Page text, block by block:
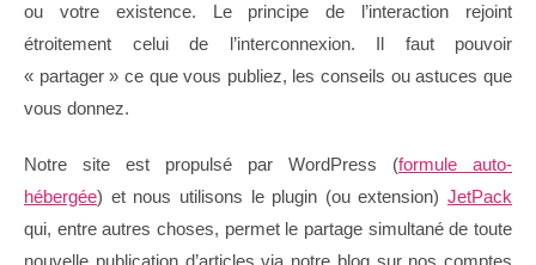
ou votre existence. Le principe de l’interaction rejoint
étroitement celui de l’interconnexion. Il faut pouvoir
« partager » ce que vous publiez, les conseils ou astuces que
vous donnez.
Notre site est propulsé par WordPress (formule auto-
hébergée) et nous utilisons le plugin (ou extension) JetPack
qui, entre autres choses, permet le partage simultané de toute
nouvelle publication d’articles via notre blog sur nos comptes